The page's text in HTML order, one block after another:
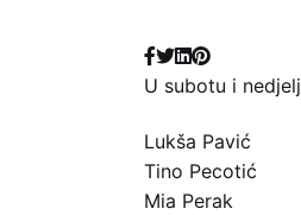
U subotu i
Lukša Pavić
Tino Pecotić
Mia Perak